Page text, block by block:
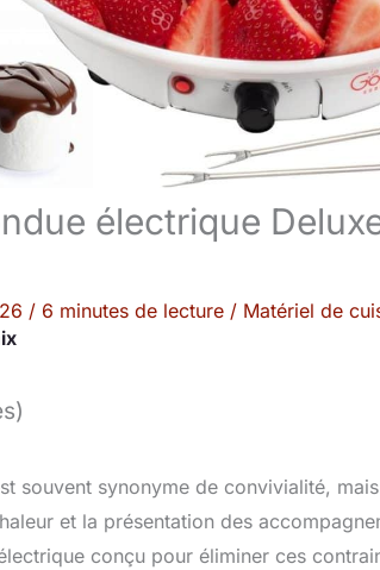
électrique
/ 6 minutes de lecture / Matériel de
souvent synonyme de convivialité,
et la présentation des
conçu pour éliminer ces